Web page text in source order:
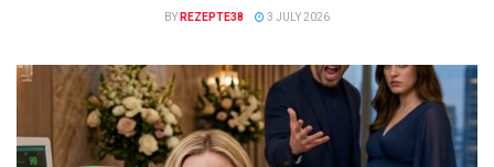
BY REZEPTE38 3 JULY 2026